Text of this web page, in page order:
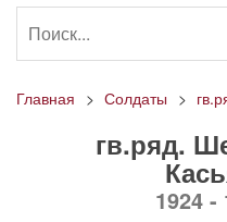
Главная Солдаты
гв.ряд.
1924 -